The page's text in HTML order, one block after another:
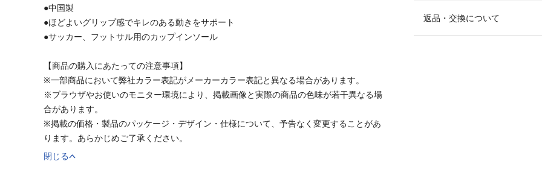
返品・交換について
●中国製
●ほどよいグリップ感でキレのある動きをサポート
●サッカー、フットサル用のカップインソール
【商品の購入にあたっての注意事項】
※一部商品において弊社カラー表記がメーカーカラー表記と異なる場合があります。
※ブラウザやお使いのモニター環境により、掲載画像と実際の商品の色味が若干異なる場
合があります。
※掲載の価格・製品のパッケージ・デザイン・仕様について、予告なく変更することがあ
ります。あらかじめご了承ください。
閉じる